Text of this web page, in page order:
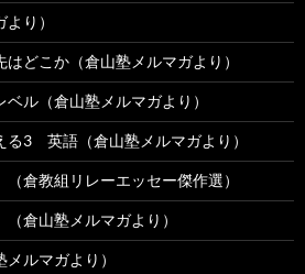
り）
どこか（倉山塾メルマガより）
ル（倉山塾メルマガより）
る3 英語（倉山塾メルマガより）
（倉教組リレーエッセー傑作選）
倉山塾メルマガより）
ルマガより）